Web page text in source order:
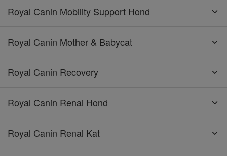
Royal Canin Mobility Support Hond
Royal Canin Mother & Babycat
Royal Canin Recovery
Royal Canin Renal Hond
Royal Canin Renal Kat